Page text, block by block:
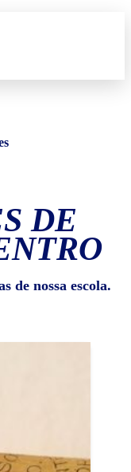
DE
de nossa escola.